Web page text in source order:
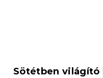
Sötétben világító